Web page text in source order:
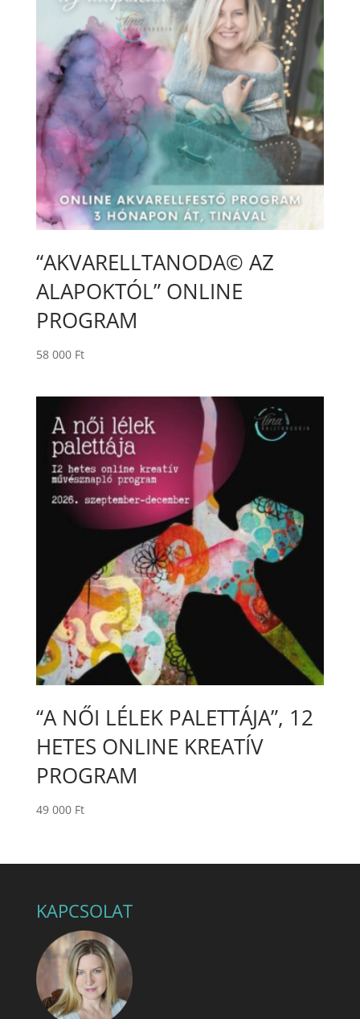
“AKVARELLTANODA© AZ
ALAPOKTÓL” ONLINE
PROGRAM
58 000 Ft
“A NŐI LÉLEK PALETTÁJA”, 12
HETES ONLINE KREATÍV
PROGRAM
49 000 Ft
KAPCSOLAT